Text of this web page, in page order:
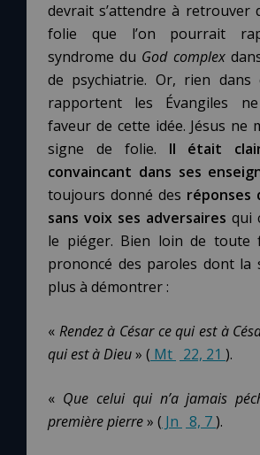
devrait s’attendre à retrouver
folie que l’on pourrait
syndrome du God complex
de psychiatrie. Or, rien dans
rapportent les Évangiles
faveur de cette idée. Jésus ne
signe de folie. Il était
convaincant dans ses
toujours donné des réponses
sans voix ses adversaires qui
le piéger. Bien loin de toute
prononcé des paroles dont la
plus à démontrer :
« Rendez à César ce qui est à
qui est à Dieu» ( Mt 22, 21 ).
« Que celui qui n’a jamais
première pierre» ( Jn 8, 7).